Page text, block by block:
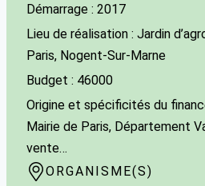
Démarrage : 2017
Lieu de réalisation : Jardin
Paris, Nogent-Sur-Marne
Budget : 46000
Origine et spécificités du
Mairie de Paris, Département
vente…
ORGANISME(S)